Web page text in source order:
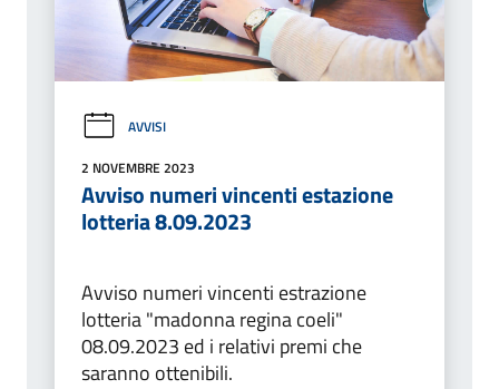
AVVISI
2 NOVEMBRE 2023
Avviso numeri vincenti estazione
lotteria 8.09.2023
Avviso numeri vincenti estrazione
lotteria "madonna regina coeli"
08.09.2023 ed i relativi premi che
saranno ottenibili.